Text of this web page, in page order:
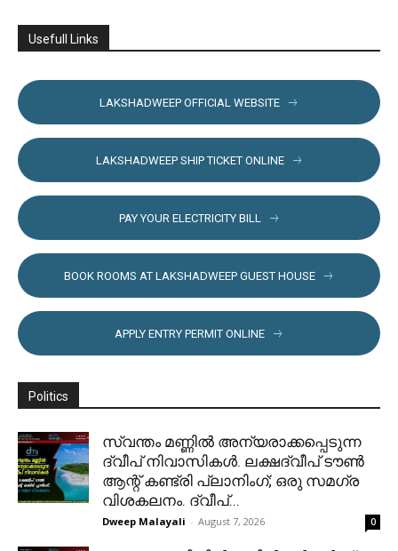
Usefull Links
LAKSHADWEEP OFFICIAL WEBSITE
LAKSHADWEEP SHIP TICKET ONLINE
PAY YOUR ELECTRICITY BILL
BOOK ROOMS AT LAKSHADWEEP GUEST HOUSE
APPLY ENTRY PERMIT ONLINE
Politics
സ്വന്തം മണ്ണിൽ അന്യരാക്കപ്പെടുന്ന
ദ്വീപ് നിവാസികൾ. ലക്ഷദ്വീപ് ടൗൺ
ആന്റ് കണ്ട്രി പ്ലാനിംഗ്; ഒരു സമഗ്ര
വിശകലനം. ദ്വീപ്...
Dweep Malayali - August 7, 2026 0